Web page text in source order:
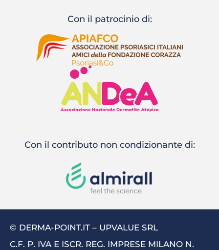
Con il patrocinio di:
Con il contributo non condizionante di:
© DERMA-POINT.IT – UPVALUE SRL
C.F. P. IVA E ISCR. REG. IMPRESE MILANO N.